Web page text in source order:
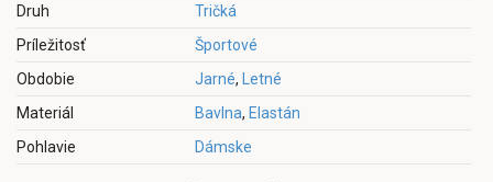
Druh
Tričká
Príležitosť
Športové
Obdobie
Jarné,
Letné
Materiál
Bavlna, Elastán
Pohlavie
Dámske